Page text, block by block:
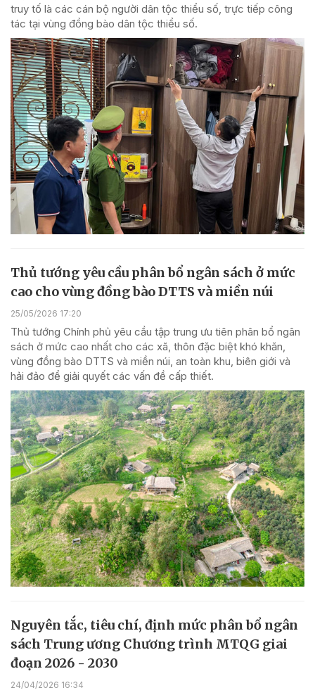
truy tố là các cán bộ người dân tộc thiểu số, trực tiếp công
tác tại vùng đồng bào dân tộc thiểu số.
Thủ tướng yêu cầu phân bổ ngân sách ở mức
cao cho vùng đồng bào DTTS và miền núi
25/05/2026 17:20
Thủ tướng Chính phủ yêu cầu tập trung ưu tiên phân bổ ngân
sách ở mức cao nhất cho các xã, thôn đặc biệt khó khăn,
vùng đồng bào DTTS và miền núi, an toàn khu, biên giới và
hải đảo để giải quyết các vấn đề cấp thiết.
Nguyên tắc, tiêu chí, định mức phân bổ ngân
sách Trung ương Chương trình MTQG giai
đoạn 2026 - 2030
24/04/2026 16:34